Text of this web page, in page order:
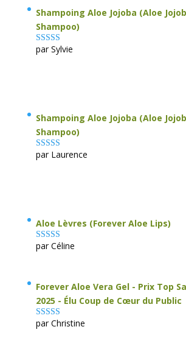
Shampoing Aloe Jojoba (Aloe
Shampoo)
Note5sur 5
par Sylvie
Shampoing Aloe Jojoba (Aloe
Shampoo)
Note5sur 5
par Laurence
Aloe Lèvres (Forever Aloe Lips)
Note5sur 5
par Céline
Forever Aloe Vera Gel - Prix Top
2025 - Élu Coup de Cœur du Public
Note5sur 5
par Christine